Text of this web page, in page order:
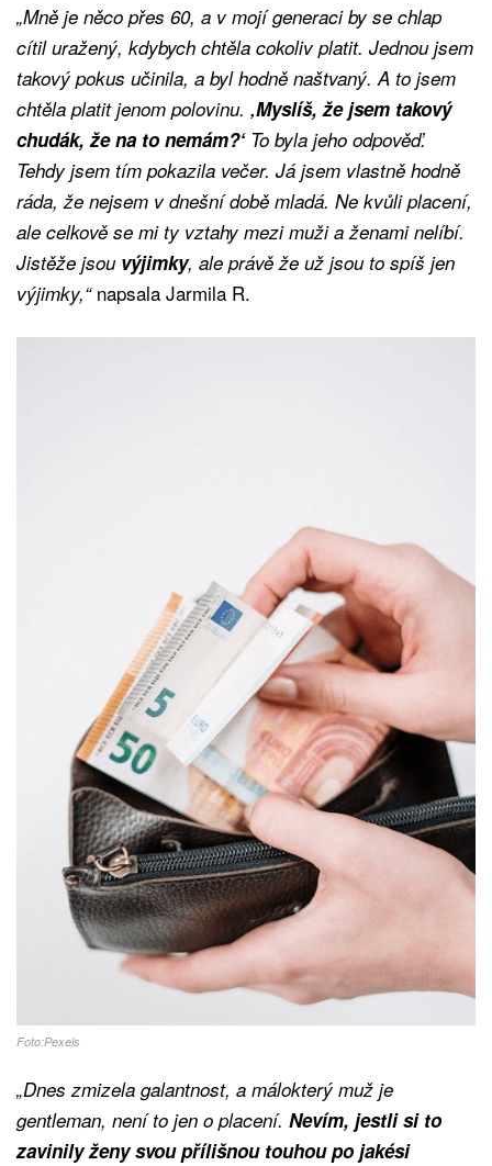
„Mně je něco přes 60, a v mojí generaci by se chlap
cítil uražený, kdybych chtěla cokoliv platit. Jednou jsem
takový pokus učinila, a byl hodně naštvaný. A to jsem
chtěla platit jenom polovinu. ‚Myslíš, že jsem takový
chudák, že na to nemám?‘ To byla jeho odpověď.
Tehdy jsem tím pokazila večer. Já jsem vlastně hodně
ráda, že nejsem v dnešní době mladá. Ne kvůli placení,
ale celkově se mi ty vztahy mezi muži a ženami nelíbí.
Jistěže jsou výjimky, ale právě že už jsou to spíš jen
výjimky,“ napsala Jarmila R.
Foto:Pexels
„Dnes zmizela galantnost, a málokterý muž je
gentleman, není to jen o placení. Nevím, jestli si to
zavinily ženy svou přílišnou touhou po jakési